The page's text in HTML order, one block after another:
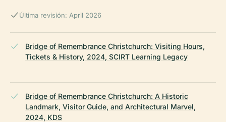
Última revisión: April 2026
Bridge of Remembrance Christchurch: Visiting Hours,
Tickets & History, 2024, SCIRT Learning Legacy
Bridge of Remembrance Christchurch: A Historic
Landmark, Visitor Guide, and Architectural Marvel,
2024, KDS